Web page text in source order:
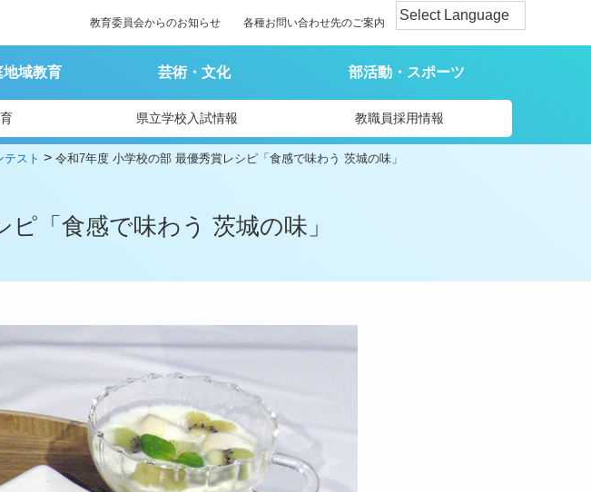
教育委員会からのお知らせ 各種お問い合わせ先のご案内
域教育 芸術・文化 部活動・スポーツ
県立学校入試情報 教職員採用情報
スト >令和7年度 小学校の部 最優秀賞レシピ「食感で味わう 茨城の味」
「食感で味わう 茨城の味」